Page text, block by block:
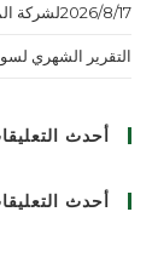
2026/8/17لشركة المعمورة العقارية
التقرير الشهري لسوق
أحدث
أحدث